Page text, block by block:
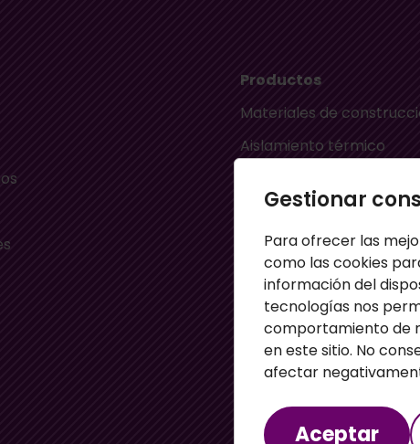
Gestionar
Para ofrecer las
como las cookies
información del
tecnologías nos
comportamiento de
en este sitio. No
afectar
Aceptar
Productos
Materiales de
Aislamiento térmico
Material ignífugo aislante
Paneles aislantes
Masillas para pared
Paneles sandwich
Perfiles